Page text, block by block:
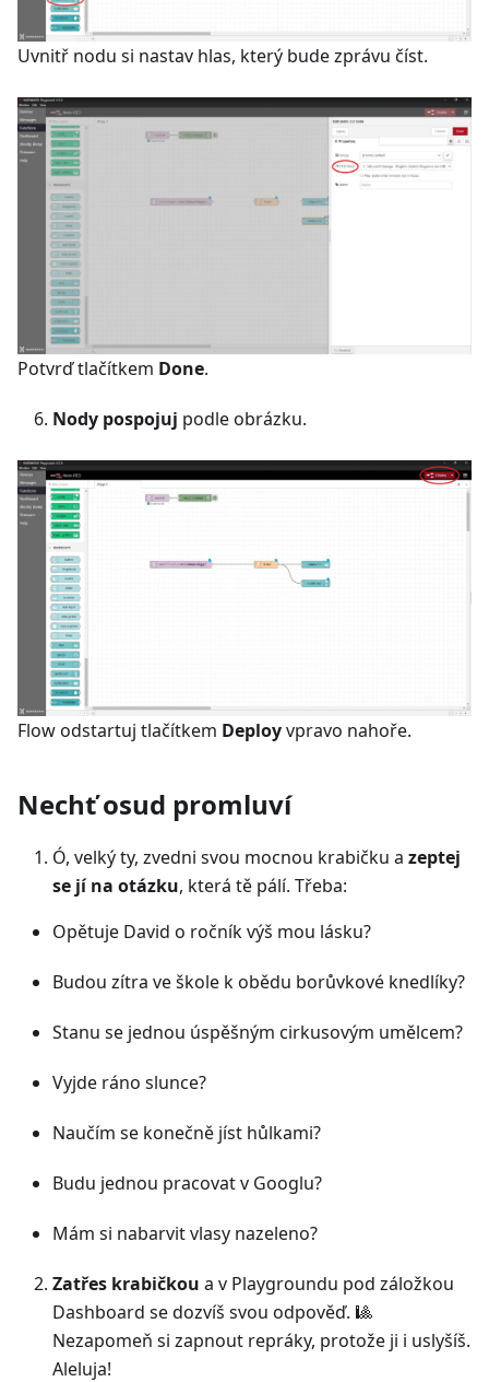
Uvnitř nodu si nastav hlas, který bude zprávu číst.
Potvrď tlačítkem Done.
Nody pospojuj podle obrázku.
Flow odstartuj tlačítkem Deployvpravo nahoře.
Nechť osud promluví
Ó, velký ty, zvedni svou mocnou krabičku a zeptej
se jí na otázku, která tě pálí. Třeba:
Opětuje David o ročník výš mou lásku?
Budou zítra ve škole k obědu borůvkové knedlíky?
Stanu se jednou úspěšným cirkusovým umělcem?
Vyjde ráno slunce?
Naučím se konečně jíst hůlkami?
Budu jednou pracovat v Googlu?
Mám si nabarvit vlasy nazeleno?
Zatřes krabičkou a v Playgroundu pod záložkou
Dashboard se dozvíš svou odpověď. ️🎱
Nezapomeň si zapnout repráky, protože ji i uslyšíš.
Aleluja!